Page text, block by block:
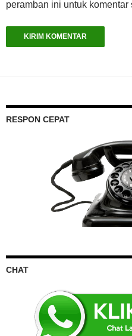
peramban ini untuk komentar
RESPON CEPAT
CHAT